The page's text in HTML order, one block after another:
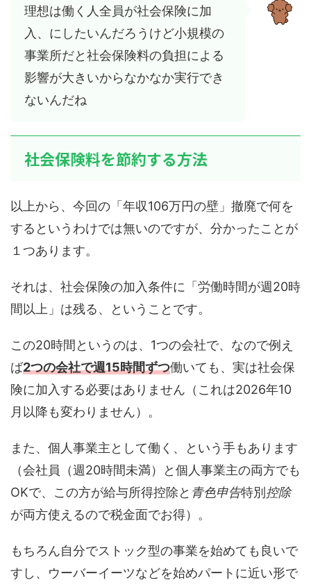
理想は働く人全員が社会保険に加
入、にしたいんだろうけど小規模の
事業所だと社会保険料の負担による
影響が大きいからなかなか実行でき
ないんだね
社会保険料を節約する方法
以上から、今回の「年収106万円の壁」撤廃で何を
するというわけでは無いのですが、分かったことが
１つあります。
それは、社会保険の加入条件に「労働時間が週20時
間以上」は残る、ということです。
この20時間というのは、1つの会社で、なので例え
ば2つの会社で週15時間ずつ働いても、実は社会保
険に加入する必要はありません（これは2026年10
月以降も変わりません）。
また、個人事業主として働く、という手もあります
（会社員（週20時間未満）と個人事業主の両方でも
OKで、この方が給与所得控除と 青色申告特別 控除
が両方使えるので税金面でお得）。
もちろん自分でストック型の事業を始めても良いで
すし、ウーバーイーツなどを始めパートに近い形で